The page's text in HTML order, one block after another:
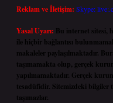
Reklam ve İletişim: Skype:
Yasal Uyarı: Bu internet sitesi,
ile hiçbir bağlantısı
makaleler paylaşılmaktadır.
taşımamakta olup, gerçek
yapılmamaktadır. Gerçek
tesadüfidir. Sitemizdeki bilgiler
taşımazlar.